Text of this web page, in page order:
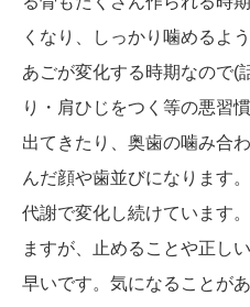
くなり、しっかり噛めるよ
あごが変化する時期なので(
り・肩ひじをつく等の悪習
出てきたり、奥歯の噛み合
んだ顔や歯並びになります
代謝で変化し続けています
ますが、止めることや正し
早いです。気になることが